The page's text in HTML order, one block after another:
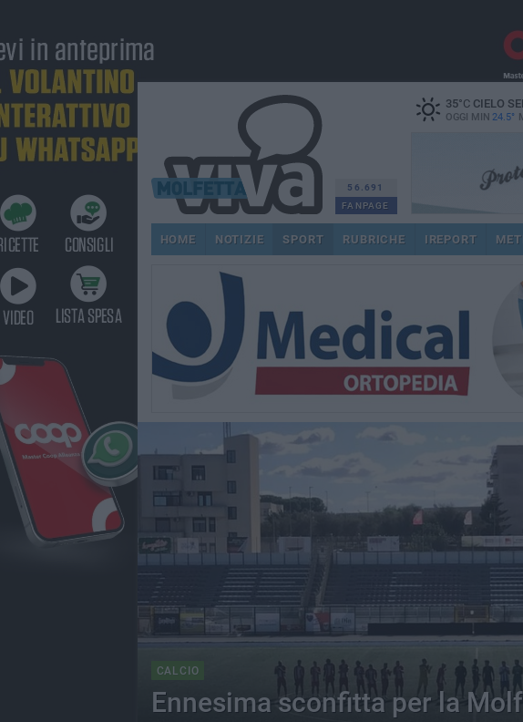
56.691
FANPAGE
35°CCIELO
OGGI MIN 24.5°
HOME NOTIZIE SPORT RUBRICHE IREPORT
CALCIO
Ennesima sconfitta per la